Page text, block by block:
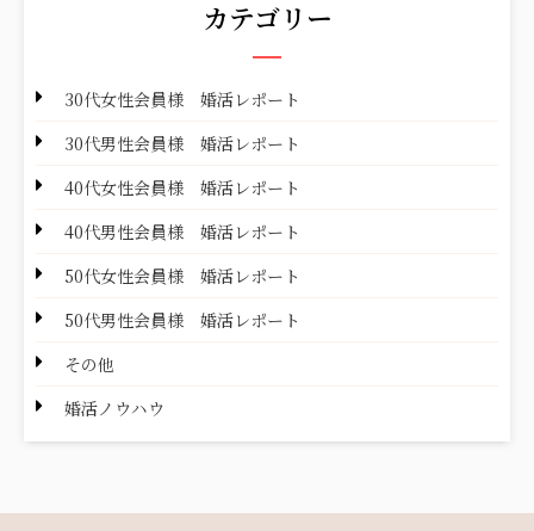
カテゴリー
30代女性会員様 婚活レポート
30代男性会員様 婚活レポート
40代女性会員様 婚活レポート
40代男性会員様 婚活レポート
50代女性会員様 婚活レポート
50代男性会員様 婚活レポート
その他
婚活ノウハウ